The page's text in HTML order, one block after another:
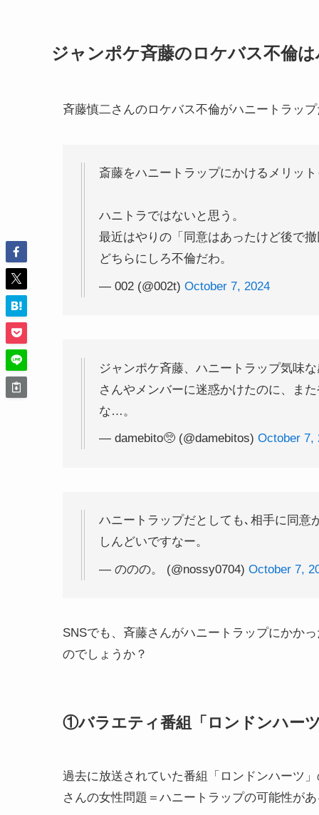
ジャンポケ斉藤のロケバス不倫
斉藤慎二さんのロケバス不倫がハニートラッ
斎藤をハニートラップにかけるメリッ
ハニトラではないと思う。
最近はやりの「同意はあったけど後で
どちらにしろ不倫だわ。
— 002 (@002t) October 7, 2024
ジャンポケ斉藤、ハニートラップ気味
さんやメンバーに迷惑かけたのに、ま
な…。
— damebito🥺 (@damebitos) October 7,
ハニートラップだとしても､相手に同意
しんどいですなー。
— ののの。 (@nossy0704) October 7,
SNSでも、斉藤さんがハニートラップにかか
のでしょうか？
①バラエティ番組「ロンドンハー
過去に放送されていた番組「ロンドンハーツ
さんの女性問題＝ハニートラップの可能性が